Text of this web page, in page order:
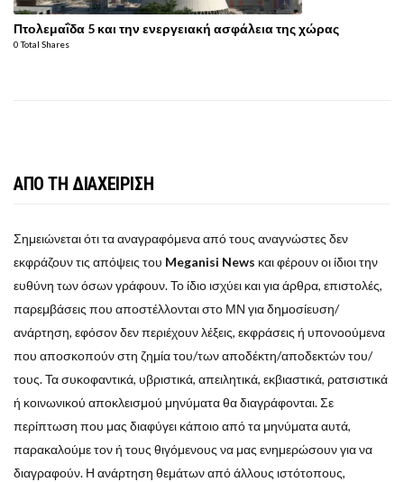
Πτολεμαΐδα 5 και την ενεργειακή ασφάλεια της χώρας
0 Total Shares
ΑΠΟ ΤΗ ΔΙΑΧΕΙΡΙΣΗ
Σημειώνεται ότι τα αναγραφόμενα από τους αναγνώστες δεν
εκφράζουν τις απόψεις του Meganisi News και φέρουν οι ίδιοι την
ευθύνη των όσων γράφουν. Το ίδιο ισχύει και για άρθρα, επιστολές,
παρεμβάσεις που αποστέλλονται στο ΜΝ για δημοσίευση/
ανάρτηση, εφόσον δεν περιέχουν λέξεις, εκφράσεις ή υπονοούμενα
που αποσκοπούν στη ζημία του/των αποδέκτη/αποδεκτών του/
τους. Τα συκοφαντικά, υβριστικά, απειλητικά, εκβιαστικά, ρατσιστικά
ή κοινωνικού αποκλεισμού μηνύματα θα διαγράφονται. Σε
περίπτωση που μας διαφύγει κάποιο από τα μηνύματα αυτά,
παρακαλούμε τον ή τους θιγόμενους να μας ενημερώσουν για να
διαγραφούν. Η ανάρτηση θεμάτων από άλλους ιστότοπους,